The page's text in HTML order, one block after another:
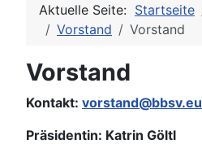
Aktuelle Seite: Startseite
Vorstand
Vorstand
Vorstand
Kontakt: vorstand@bbsv.eu
Präsidentin: Katrin Göltl